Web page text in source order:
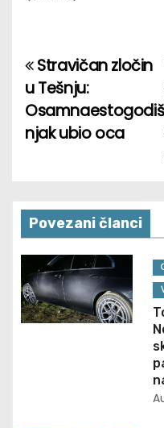
P
o
s
n
a
v
i
Stravičan zločin
u Tešnju:
Osamnaestogodiš
njak ubio oca
Povezani članci